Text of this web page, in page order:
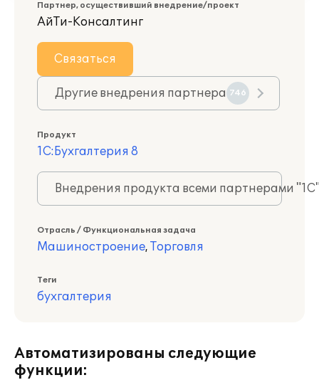
Партнер, осуществивший внедрение/проект
АйТи-Консалтинг
Связаться
Другие внедрения партнера 746
Продукт
1С:Бухгалтерия 8
Внедрения продукта всеми партнерами
Отрасль / Функциональная задача
Машиностроение, Торговля
Теги
бухгалтерия
Автоматизированы следующие
функции: